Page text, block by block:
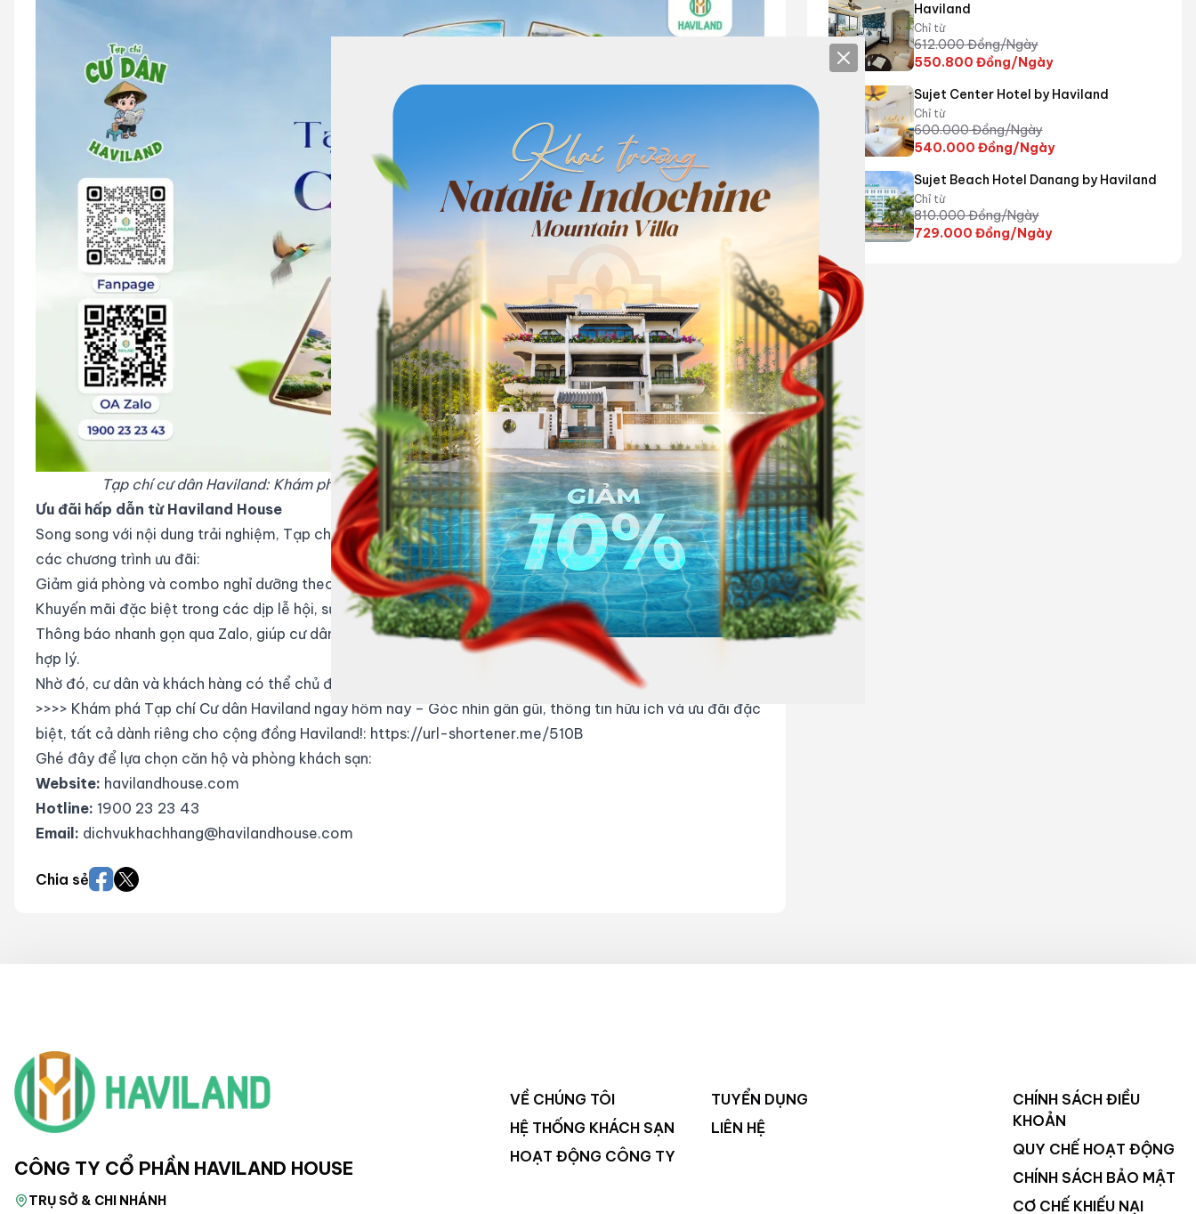
Tạp chí cư dân Haviland: Khám phá góc nhìn dành riêng cho cộng đồng dân cư Haviland
Ưu đãi hấp dẫn từ Haviland House
Song song với nội dung trải nghiệm, Tạp chí Cư dân Haviland còn là kênh thông tin để cư dân không bỏ lỡ
các chương trình ưu đãi:
Giảm giá phòng và combo nghỉ dưỡng theo từng mùa.
Khuyến mãi đặc biệt trong các dịp lễ hội, sự kiện lớn tại Đà Nẵng – Hội An.
Thông báo nhanh gọn qua Zalo, giúp cư dân dễ dàng nắm bắt và tận hưởng dịch vụ chất lượng với chi phí
hợp lý.
Nhờ đó, cư dân và khách hàng có thể chủ động lựa chọn kỳ nghỉ, vừa tiết kiệm, vừa trọn vẹn.
>>>> Khám phá Tạp chí Cư dân Haviland ngay hôm nay – Góc nhìn gần gũi, thông tin hữu ích và ưu đãi đặc
biệt, tất cả dành riêng cho cộng đồng Haviland!: https://url-shortener.me/510B
Ghé đây để lựa chọn căn hộ và phòng khách sạn:
Website: havilandhouse.com
Hotline: 1900 23 23 43
Email: dichvukhachhang@havilandhouse.com
Chia sẻ
Haviland
Chỉ từ
612.000Đồng/Ngày
550.800 Đồng/Ngày
Sujet Center Hotel by Haviland
Chỉ từ
600.000Đồng/Ngày
540.000 Đồng/Ngày
Sujet Beach Hotel Danang by Haviland
Chỉ từ
810.000Đồng/Ngày
729.000 Đồng/Ngày
CÔNG TY CỔ PHẦN HAVILAND HOUSE
TRỤ SỞ & CHI NHÁNH
VỀ CHÚNG TÔI
HỆ THỐNG KHÁCH SẠN
HOẠT ĐỘNG CÔNG TY
TUYỂN DỤNG
LIÊN HỆ
CHÍNH SÁCH ĐIỀU
KHOẢN
QUY CHẾ HOẠT ĐỘNG
CHÍNH SÁCH BẢO MẬT
CƠ CHẾ KHIẾU NẠI
Close